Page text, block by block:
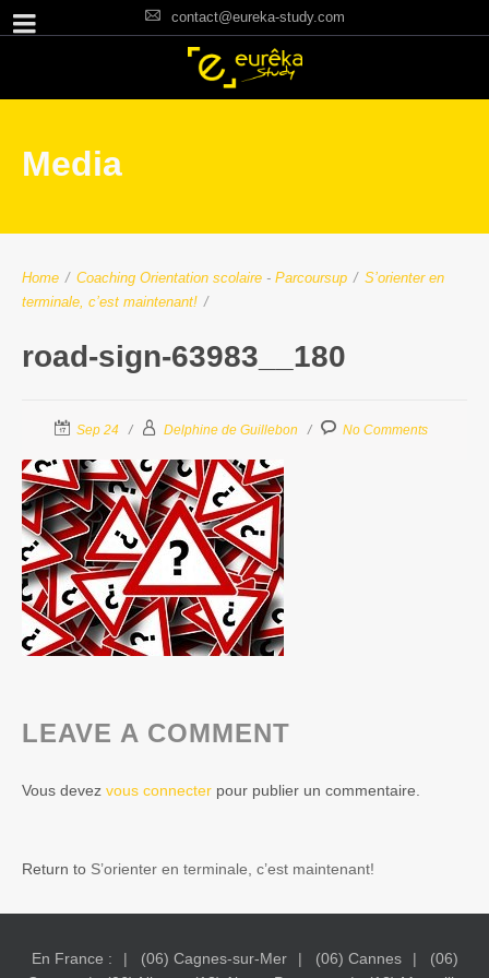
contact@eureka-study.com
Media
Home / Coaching Orientation scolaire - Parcoursup / S’orienter en
terminale, c’est maintenant! /
road-sign-63983__180
Sep 24 Delphine de Guillebon No Comments
LEAVE A COMMENT
Vous devez vous connecter pour publier un commentaire.
Return to S’orienter en terminale, c’est maintenant!
En France : (06) Cagnes-sur-Mer (06) Cannes
(06)